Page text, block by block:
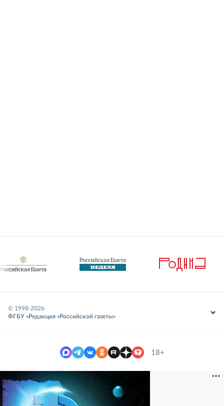
© 1998-2026
ФГБУ «Редакция «Российской газеты»
18+